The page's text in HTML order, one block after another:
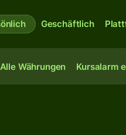
Geschäftlich
Alle Währungen Kursalarm